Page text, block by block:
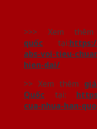
>>> Xem
quốc tại:
abs-voi-tieu-
hien-dai/
>> Xem thêm
Quốc tại:
cua-nhua-han-